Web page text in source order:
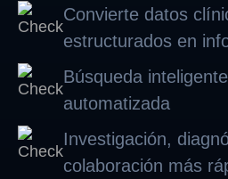
Convierte datos
estructurados en
Búsqueda
automatizada
Investigación,
colaboración más